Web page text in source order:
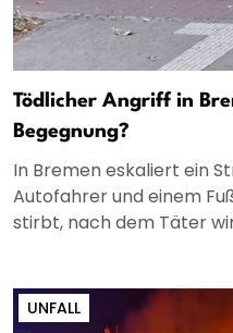
Tödlicher Angriff in
Begegnung?
In Bremen eskaliert ein
Autofahrer und einem
stirbt, nach dem Täter
UNFALL